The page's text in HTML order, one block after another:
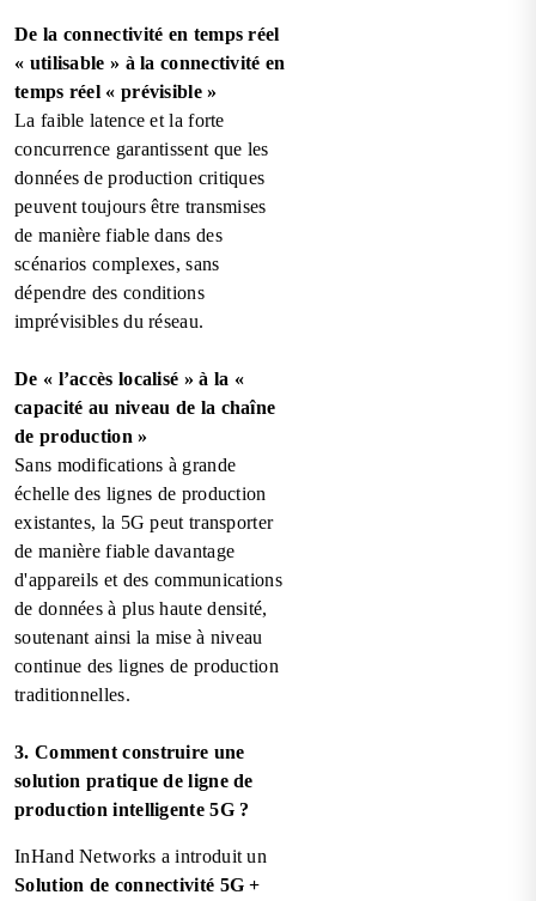
De la connectivité en temps réel
« utilisable » à la connectivité en
temps réel « prévisible »
La faible latence et la forte
concurrence garantissent que les
données de production critiques
peuvent toujours être transmises
de manière fiable dans des
scénarios complexes, sans
dépendre des conditions
imprévisibles du réseau.
De « l’accès localisé » à la «
capacité au niveau de la chaîne
de production »
Sans modifications à grande
échelle des lignes de production
existantes, la 5G peut transporter
de manière fiable davantage
d'appareils et des communications
de données à plus haute densité,
soutenant ainsi la mise à niveau
continue des lignes de production
traditionnelles.
3. Comment construire une
solution pratique de ligne de
production intelligente 5G ?
InHand Networks a introduit un
Solution de connectivité 5G +